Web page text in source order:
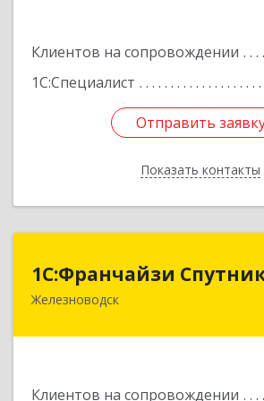
Клиентов на сопровождении
1С:Специалист
Отправить
Показать контакты
Отправить
Назад
1С:Франчайзи
Железноводск
Клиентов на сопровождении
1С:Франчайзи
357430, Ставропольский